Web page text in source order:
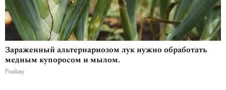
Зараженный альтернариозом лук нужно обработать
медным купоросом и мылом.
Pixabay